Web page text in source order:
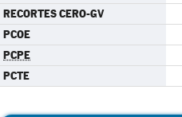
RECORTES CERO-GV
PCOE
PCPE
PCTE